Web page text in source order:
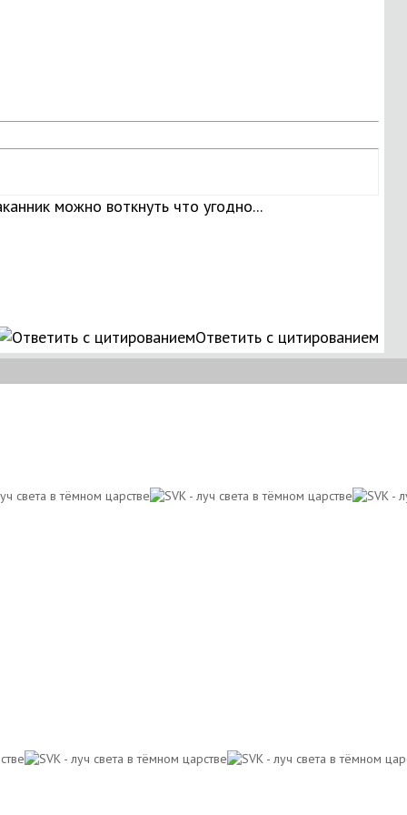
можно воткнуть что угодно...
Ответить с цитированием